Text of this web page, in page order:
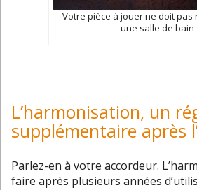
Votre pièce à jouer ne doit pas
une salle de bain
L’harmonisation, un
supplémentaire après
Parlez-en à votre accordeur.
faire après plusieurs années